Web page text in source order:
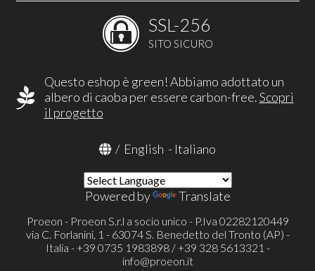
SSL-256
SITO SICURO
Questo eshop è green! Abbiamo adottato un
albero di caoba per essere carbon-free.Scopri
il progetto
/ English - Italiano
Powered by Translate
Proeon - Proeon S.r.l a socio unico - P.Iva 02282120449
via C. Forlanini, 1 - 63074 S. Benedetto del Tronto (AP) -
Italia - +39 0735 1983898 / +39 328 5613321 -
info@proeon.it